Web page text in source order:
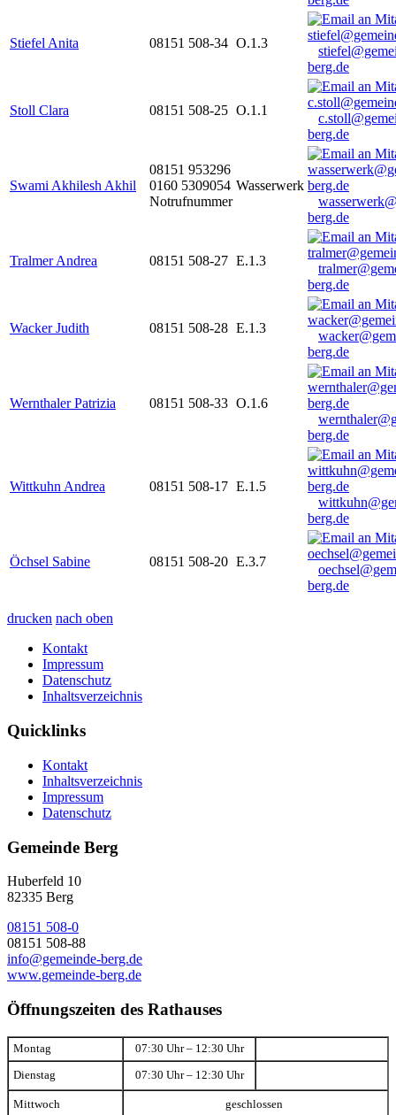
Stiefel Anita 08151 508-34 O.1.3
berg.de
Stoll Clara 08151 508-25 O.1.1
berg.de
Swami Akhilesh Akhil
08151 953296
0160 5309054
Notrufnummer
Wasserwerk
berg.de
Tralmer Andrea 08151 508-27 E.1.3
berg.de
Wacker Judith 08151 508-28 E.1.3
berg.de
Wernthaler Patrizia 08151 508-33 O.1.6
berg.de
Wittkuhn Andrea 08151 508-17 E.1.5
berg.de
Öchsel Sabine 08151 508-20 E.3.7
berg.de
drucken nach oben
Kontakt
Impressum
Datenschutz
Inhaltsverzeichnis
Quicklinks
Kontakt
Inhaltsverzeichnis
Impressum
Datenschutz
Gemeinde Berg
Huberfeld 10
82335 Berg
08151 508-0
08151 508-88
info@gemeinde-berg.de
www.gemeinde-berg.de
Öffnungszeiten des Rathauses
Montag 07:30 Uhr – 12:30 Uhr
Dienstag 07:30 Uhr – 12:30 Uhr
Mittwoch geschlossen